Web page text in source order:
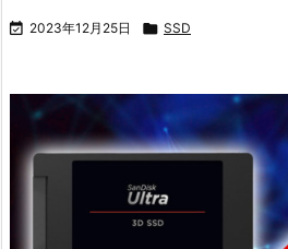
 2023年12月25日  SSD